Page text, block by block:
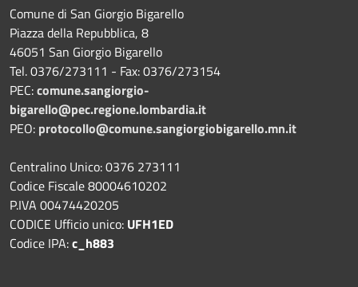
Comune di San Giorgio Bigarello
Piazza della Repubblica, 8
46051 San Giorgio Bigarello
Tel. 0376/273111 - Fax: 0376/273154
PEC:comune.sangiorgio-
bigarello@pec.regione.lombardia.it
PEO: protocollo@comune.sangiorgiobigarello.mn.it
Centralino Unico: 0376 273111
Codice Fiscale 80004610202
P.IVA 00474420205
CODICE Ufficio unico: UFH1ED
Codice IPA:c_h883